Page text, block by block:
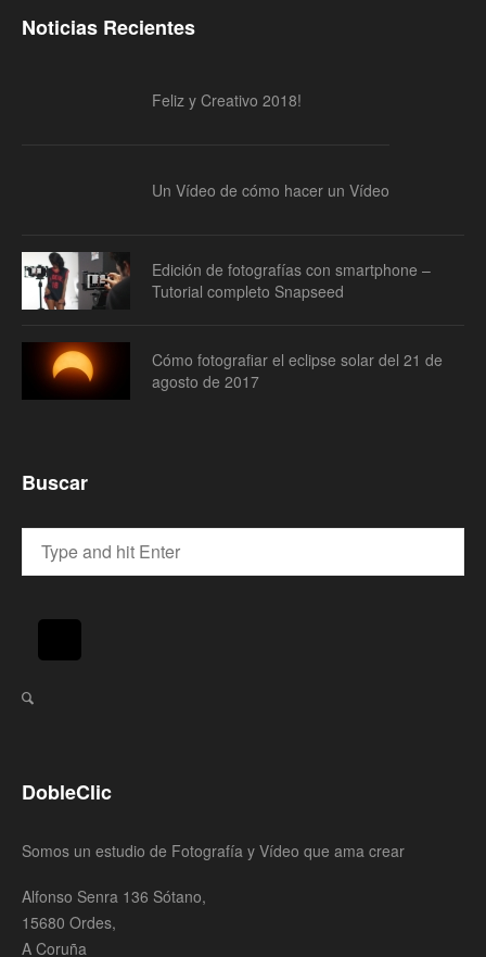
Noticias Recientes
Feliz y Creativo 2018!
Un Vídeo de cómo hacer un Vídeo
Edición de fotografías con smartphone –
Tutorial completo Snapseed
Cómo fotografiar el eclipse solar del 21 de
agosto de 2017
Buscar
DobleClic
Somos un estudio de Fotografía y Vídeo que ama crear
Alfonso Senra 136 Sótano,
15680 Ordes,
A Coruña